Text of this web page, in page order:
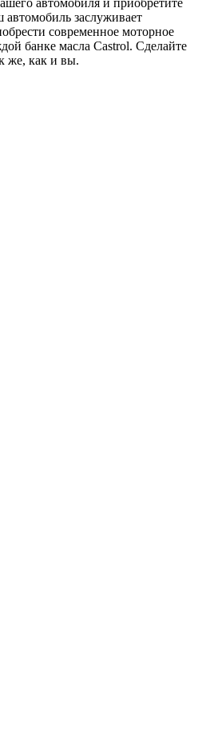
автомобиля и приобретите
автомобиль заслуживает
современное моторное
банке масла Castrol. Сделайте
же, как и вы.